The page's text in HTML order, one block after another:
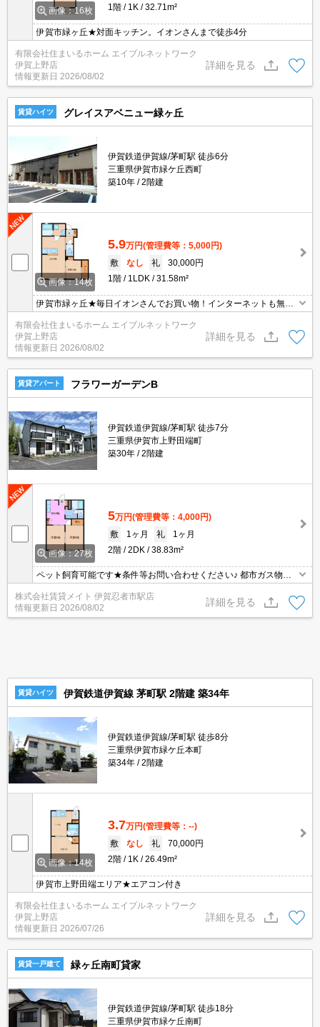
画像：16枚 1階 1K 32.71m²
伊賀市緑ヶ丘★対面キッチン。イオンさんまで徒歩4分
有限会社住まいるホーム エイブルネットワーク
伊賀上野店
情報更新日 2026/08/02
詳細を見る
賃貸ハイツ グレイスアベニュー緑ヶ丘
伊賀鉄道伊賀線/茅町駅 徒歩6分
三重県伊賀市緑ケ丘西町
築10年
2階建
画像：14枚
5.9万円(管理費等：5,000円)
敷
なし 礼
30,000円
1階
1LDK 31.58m²
伊賀市緑ヶ丘★毎日イオンさんでお買い物！インターネットも無料
（ＤｰＮＥＴ）都市ガス物件
有限会社住まいるホーム エイブルネットワーク
伊賀上野店
情報更新日 2026/08/02
詳細を見る
賃貸アパート フラワーガーデンB
伊賀鉄道伊賀線/茅町駅 徒歩7分
三重県伊賀市上野田端町
築30年
2階建
画像：27枚
5万円(管理費等：4,000円)
敷
1ヶ月 礼
1ヶ月
2階
2DK 38.83m²
ペット飼育可能です★条件等お問い合わせください♪ 都市ガス物件
なら家賃以外の生活費が抑えられます！ガス代が気になる方にはお
すすめの設備です◎
株式会社賃貸メイト 伊賀忍者市駅店
情報更新日 2026/08/02
詳細を見る
賃貸ハイツ 伊賀鉄道伊賀線 茅町駅 2階建 築34年
伊賀鉄道伊賀線/茅町駅 徒歩8分
三重県伊賀市緑ケ丘本町
築34年
2階建
画像：14枚
3.7万円(管理費等：--)
敷
なし 礼
70,000円
2階
1K 26.49m²
伊賀市上野田端エリア★エアコン付き
有限会社住まいるホーム エイブルネットワーク
伊賀上野店
情報更新日 2026/07/26
詳細を見る
賃貸一戸建て 緑ヶ丘南町貸家
伊賀鉄道伊賀線/茅町駅 徒歩18分
三重県伊賀市緑ケ丘南町